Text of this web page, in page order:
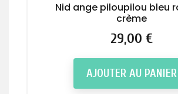
Nid ange piloupilou bleu
crème
Prix
29,00 €
AJOUTER AU PANIER